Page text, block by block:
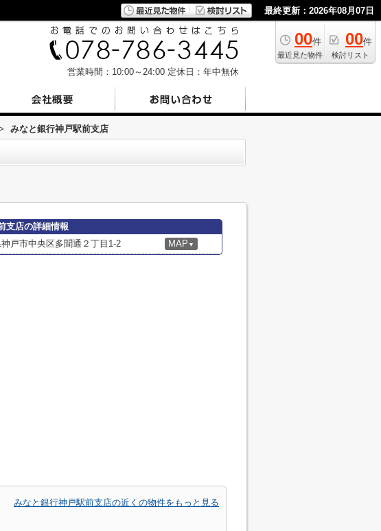
最終更新：2026年08月07日
00件
最近見た物件
00件
検討リスト
営業時間：10:00～24:00 定休日：年中無休
みなと銀行神戸駅前支店
支店の詳細情報
戸市中央区多聞通２丁目1-2 MAP ▼
みなと銀行神戸駅前支店の近くの物件をもっと見る